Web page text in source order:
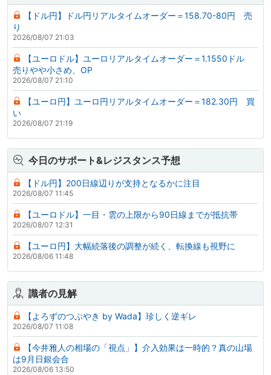
【ドル円】ドル円リアルタイムオーダー＝158.70-80円 売
り
2026/08/07 21:03
【ユーロドル】ユーロリアルタイムオーダー＝1.1550ドル
売りやや小さめ、OP
2026/08/07 21:10
【ユーロ円】ユーロ円リアルタイムオーダー＝182.30円 買
い
2026/08/07 21:19
今日のサポート&レジスタンス予想
【ドル円】200日線辺りが支持となるかに注目
2026/08/07 11:45
【ユーロドル】一目・雲の上限から90日線までが抵抗帯
2026/08/07 12:31
【ユーロ円】大幅続落後の調整が続く、転換線も視野に
2026/08/06 11:48
識者の見解
【よろずのつぶやき by Wada】珍しく逆ギレ
2026/08/07 11:08
【今井雅人の相場の「視点」】介入効果は一時的？真の山場
は9月日銀会合
2026/08/06 13:50